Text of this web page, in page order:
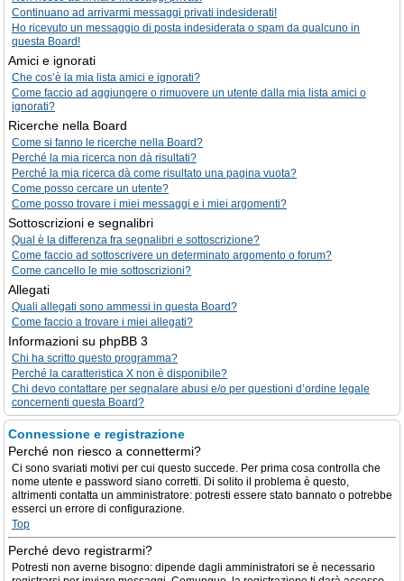
Continuano ad arrivarmi messaggi privati indesiderati!
Ho ricevuto un messaggio di posta indesiderata o spam da qualcuno in
questa Board!
Amici e ignorati
Che cos’è la mia lista amici e ignorati?
Come faccio ad aggiungere o rimuovere un utente dalla mia lista amici o
ignorati?
Ricerche nella Board
Come si fanno le ricerche nella Board?
Perché la mia ricerca non dà risultati?
Perché la mia ricerca dà come risultato una pagina vuota?
Come posso cercare un utente?
Come posso trovare i miei messaggi e i miei argomenti?
Sottoscrizioni e segnalibri
Qual è la differenza fra segnalibri e sottoscrizione?
Come faccio ad sottoscrivere un determinato argomento o forum?
Come cancello le mie sottoscrizioni?
Allegati
Quali allegati sono ammessi in questa Board?
Come faccio a trovare i miei allegati?
Informazioni su phpBB 3
Chi ha scritto questo programma?
Perché la caratteristica X non è disponibile?
Chi devo contattare per segnalare abusi e/o per questioni d’ordine legale
concernenti questa Board?
Connessione e registrazione
Perché non riesco a connettermi?
Ci sono svariati motivi per cui questo succede. Per prima cosa controlla che
nome utente e password siano corretti. Di solito il problema è questo,
altrimenti contatta un amministratore: potresti essere stato bannato o potrebbe
esserci un errore di configurazione.
Top
Perché devo registrarmi?
Potresti non averne bisogno: dipende dagli amministratori se è necessario